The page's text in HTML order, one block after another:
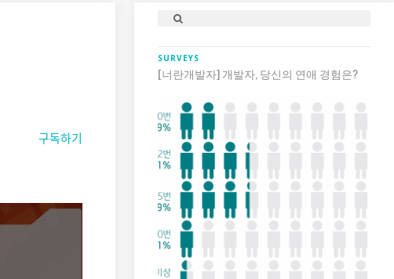
구독하기
SURVEYS
[너란개발자] 개발자, 당신의 연애 경험은?